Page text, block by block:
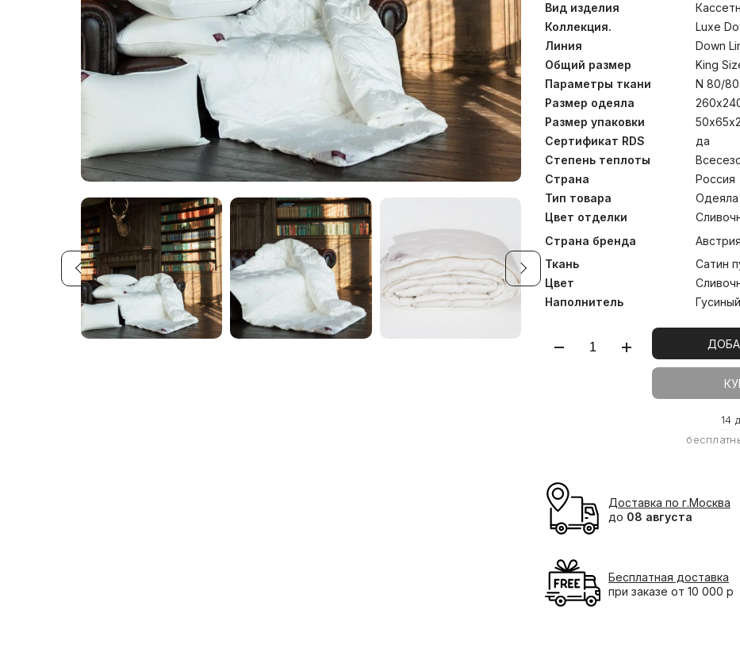
поддерживая шею во время
работы, состоящие из
равномерно и делают
невероятно теплыми. Стирка
Вид изделия
Коллекция.
Luxe
Линия
Down
Общий размер
King
Параметры ткани
N 80/80
Размер одеяла
Размер упаковки
Сертификат RDS
да
Степень теплоты
Страна
Россия
Тип товара
Одеяла
Цвет отделки
Страна бренда
Австрия
Ткань
Сатин
Цвет
Наполнитель
14
Доставка по г.Москва
до 08 августа
Бесплатная доставка
при заказе от 10 000 р